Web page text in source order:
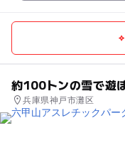
約100トンの雪で遊
兵庫県神戸市灘区